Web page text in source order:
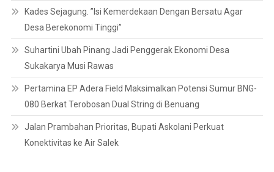
Kades Sejagung. ”Isi Kemerdekaan Dengan Bersatu Agar
Desa Berekonomi Tinggi”
Suhartini Ubah Pinang Jadi Penggerak Ekonomi Desa
Sukakarya Musi Rawas
Pertamina EP Adera Field Maksimalkan Potensi Sumur BNG-
080 Berkat Terobosan Dual String di Benuang
Jalan Prambahan Prioritas, Bupati Askolani Perkuat
Konektivitas ke Air Salek